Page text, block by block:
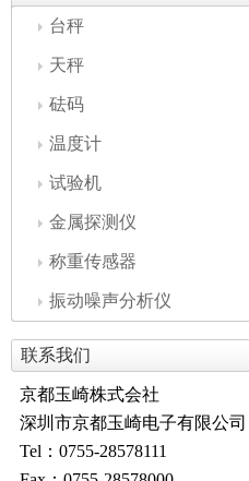
台秤
天秤
砝码
温度计
试验机
金属探测仪
称重传感器
振动噪声分析仪
联系我们
京都玉崎株式会社
深圳市京都玉崎电子有限公司
Tel：0755-28578111